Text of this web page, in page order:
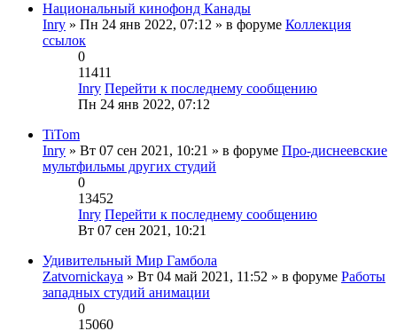
Национальный кинофонд Канады
Inry » Пн 24 янв 2022, 07:12 » в форуме Коллекция
ссылок
0
11411
Inry Перейти к последнему сообщению
Пн 24 янв 2022, 07:12
TiTom
Inry » Вт 07 сен 2021, 10:21 » в форуме Про-диснеевские
мультфильмы других студий
0
13452
Inry Перейти к последнему сообщению
Вт 07 сен 2021, 10:21
Удивительный Мир Гамбола
Zatvornickaya » Вт 04 май 2021, 11:52 » в форуме Работы
западных студий анимации
0
15060